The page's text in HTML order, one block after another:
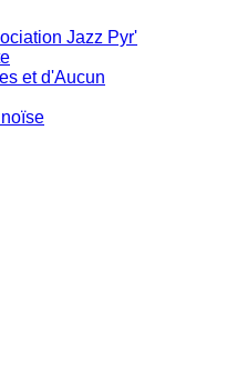
Jazz Pyr'
et d'Aucun